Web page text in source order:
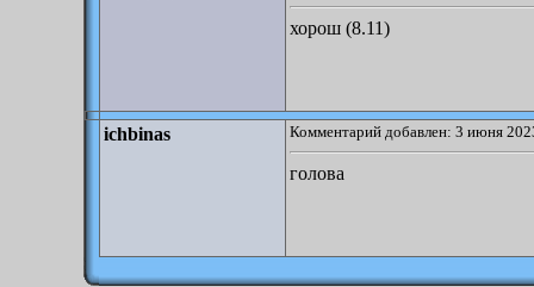
хорош (8.11)
ichbinas Комментарий добавлен: 3 июня
голова